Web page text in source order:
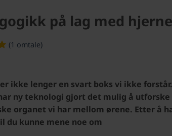
på lag med
(1 omtale)
ikke lenger en svart boks vi ikke
ny teknologi gjort det mulig å utforske
organet vi har mellom ørene. Etter å
du kunne mene noe om